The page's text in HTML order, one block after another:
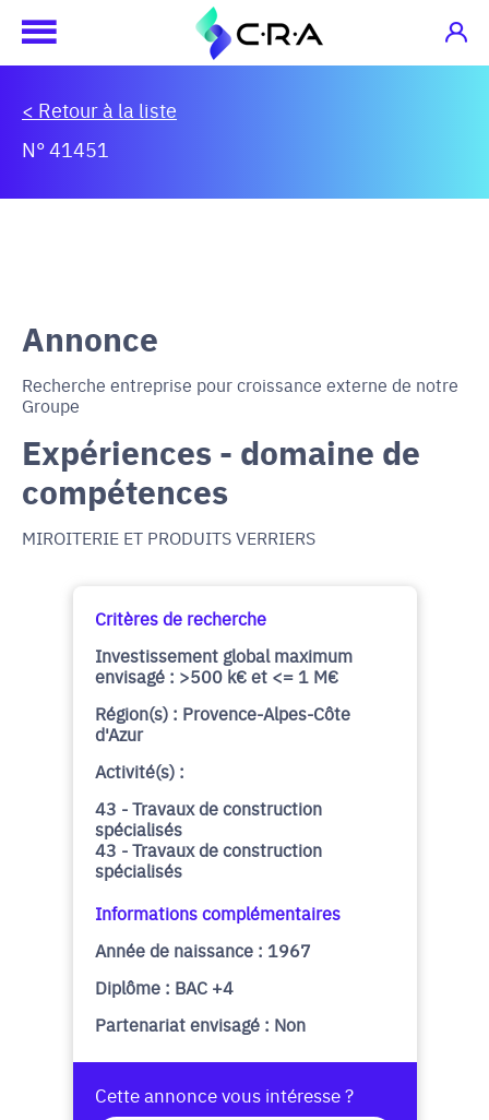
< Retour à la liste
N° 41451
Annonce
Recherche entreprise pour croissance externe de notre
Groupe
Expériences - domaine de
compétences
MIROITERIE ET PRODUITS VERRIERS
Critères de recherche
Investissement global maximum
envisagé : >500 k€ et <= 1 M€
Région(s) : Provence-Alpes-Côte
d'Azur
Activité(s) :
43 - Travaux de construction
spécialisés
43 - Travaux de construction
spécialisés
Informations complémentaires
Année de naissance : 1967
Diplôme : BAC +4
Partenariat envisagé : Non
Cette annonce vous intéresse ?